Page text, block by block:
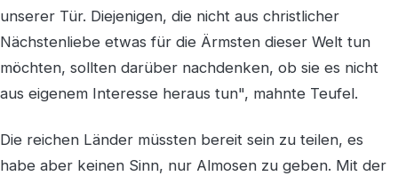
unserer Tür. Diejenigen, die nicht aus christlicher
Nächstenliebe etwas für die Ärmsten dieser Welt tun
möchten, sollten darüber nachdenken, ob sie es nicht
aus eigenem Interesse heraus tun", mahnte Teufel.
Die reichen Länder müssten bereit sein zu teilen, es
habe aber keinen Sinn, nur Almosen zu geben. Mit der